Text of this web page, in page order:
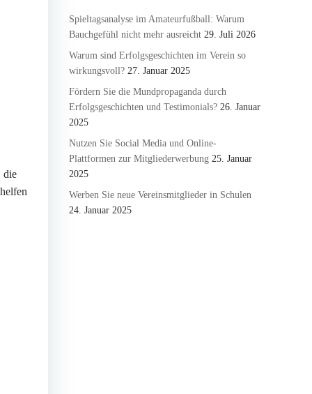
die
Spieltagsanalyse im Amateurfußball: Warum
Bauchgefühl nicht mehr ausreicht 29. Juli 2026
Warum sind Erfolgsgeschichten im Verein so
wirkungsvoll? 27. Januar 2025
Fördern Sie die Mundpropaganda durch
Erfolgsgeschichten und Testimonials? 26. Januar
2025
Nutzen Sie Social Media und Online-
Plattformen zur Mitgliederwerbung 25. Januar
2025
Werben Sie neue Vereinsmitglieder in Schulen
24. Januar 2025